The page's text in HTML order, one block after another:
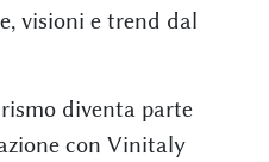
visioni e trend dal
diventa parte
con Vinitaly